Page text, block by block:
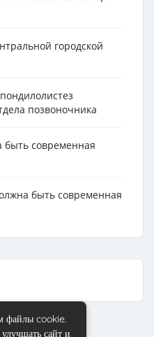
городской
позвоночника
быть современная
быть современная
файлы cookie.
сайт и